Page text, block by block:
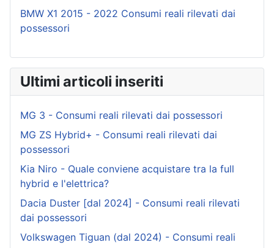
BMW X1 2015 - 2022 Consumi reali rilevati dai
possessori
Ultimi articoli inseriti
MG 3 - Consumi reali rilevati dai possessori
MG ZS Hybrid+ - Consumi reali rilevati dai
possessori
Kia Niro - Quale conviene acquistare tra la full
hybrid e l'elettrica?
Dacia Duster [dal 2024] - Consumi reali rilevati
dai possessori
Volkswagen Tiguan (dal 2024) - Consumi reali